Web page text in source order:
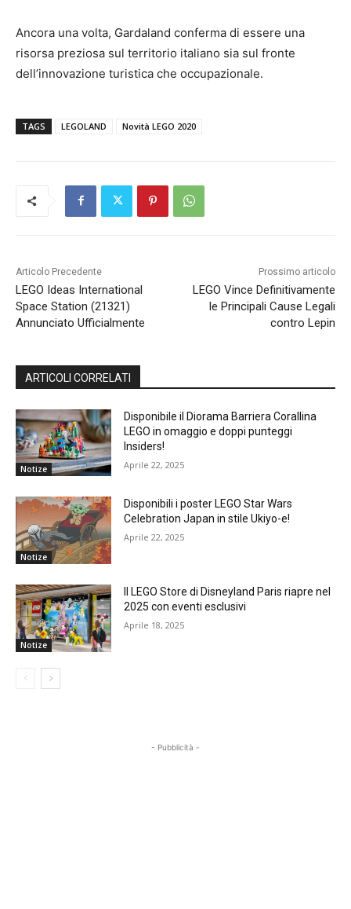
Ancora una volta, Gardaland conferma di essere una
risorsa preziosa sul territorio italiano sia sul fronte
dell’innovazione turistica che occupazionale.
TAGS LEGOLAND Novità LEGO 2020
Articolo Precedente
LEGO Ideas International
Space Station (21321)
Annunciato Ufficialmente
Prossimo articolo
LEGO Vince Definitivamente
le Principali Cause Legali
contro Lepin
ARTICOLI CORRELATI
Notize
Disponibile il Diorama Barriera Corallina
LEGO in omaggio e doppi punteggi
Insiders!
Aprile 22, 2025
Notize
Disponibili i poster LEGO Star Wars
Celebration Japan in stile Ukiyo-e!
Aprile 22, 2025
Notize
Il LEGO Store di Disneyland Paris riapre nel
2025 con eventi esclusivi
Aprile 18, 2025
- Pubblicità -